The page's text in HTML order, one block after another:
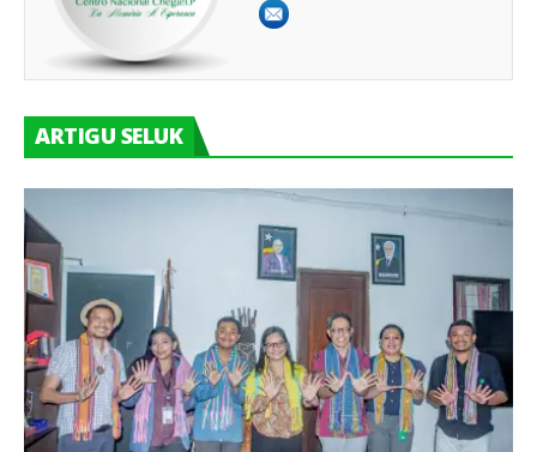
ARTIGU SELUK